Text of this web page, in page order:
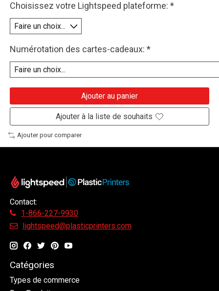
Choisissez votre Lightspeed plateforme: *
Numérotation des cartes-cadeaux: *
Ajouter au panier
Ajouter à la liste de souhaits
Ajouter pour comparer
Contact:
1-866-227-9930
lightspeed@plasticprinters.com
Catégories
Types de commerce